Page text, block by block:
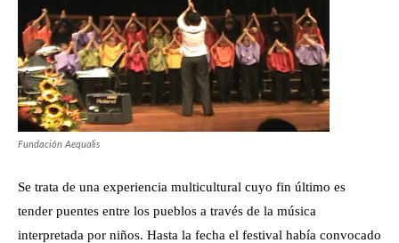
Fundación Aequalis
Se trata de una experiencia multicultural cuyo fin último es
tender puentes entre los pueblos a través de la música
interpretada por niños. Hasta la fecha el festival había convocado